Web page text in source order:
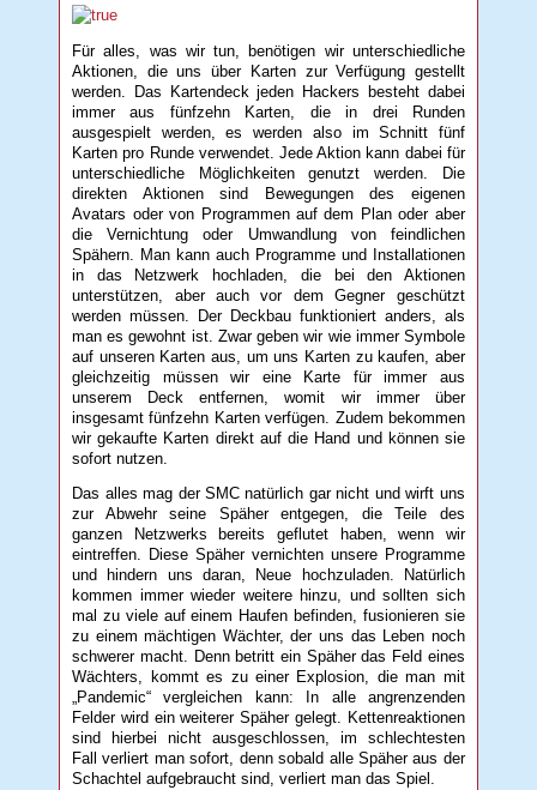
Für alles, was wir tun, benötigen wir unterschiedliche
Aktionen, die uns über Karten zur Verfügung gestellt
werden. Das Kartendeck jeden Hackers besteht dabei
immer aus fünfzehn Karten, die in drei Runden
ausgespielt werden, es werden also im Schnitt fünf
Karten pro Runde verwendet. Jede Aktion kann dabei für
unterschiedliche Möglichkeiten genutzt werden. Die
direkten Aktionen sind Bewegungen des eigenen
Avatars oder von Programmen auf dem Plan oder aber
die Vernichtung oder Umwandlung von feindlichen
Spähern. Man kann auch Programme und Installationen
in das Netzwerk hochladen, die bei den Aktionen
unterstützen, aber auch vor dem Gegner geschützt
werden müssen. Der Deckbau funktioniert anders, als
man es gewohnt ist. Zwar geben wir wie immer Symbole
auf unseren Karten aus, um uns Karten zu kaufen, aber
gleichzeitig müssen wir eine Karte für immer aus
unserem Deck entfernen, womit wir immer über
insgesamt fünfzehn Karten verfügen. Zudem bekommen
wir gekaufte Karten direkt auf die Hand und können sie
sofort nutzen.
Das alles mag der SMC natürlich gar nicht und wirft uns
zur Abwehr seine Späher entgegen, die Teile des
ganzen Netzwerks bereits geflutet haben, wenn wir
eintreffen. Diese Späher vernichten unsere Programme
und hindern uns daran, Neue hochzuladen. Natürlich
kommen immer wieder weitere hinzu, und sollten sich
mal zu viele auf einem Haufen befinden, fusionieren sie
zu einem mächtigen Wächter, der uns das Leben noch
schwerer macht. Denn betritt ein Späher das Feld eines
Wächters, kommt es zu einer Explosion, die man mit
„Pandemic“ vergleichen kann: In alle angrenzenden
Felder wird ein weiterer Späher gelegt. Kettenreaktionen
sind hierbei nicht ausgeschlossen, im schlechtesten
Fall verliert man sofort, denn sobald alle Späher aus der
Schachtel aufgebraucht sind, verliert man das Spiel.